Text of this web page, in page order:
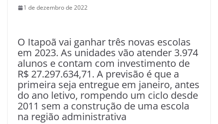
1 de dezembro de 2022
O Itapoã vai ganhar três novas escolas
em 2023. As unidades vão atender 3.974
alunos e contam com investimento de
R$ 27.297.634,71. A previsão é que a
primeira seja entregue em janeiro, antes
do ano letivo, rompendo um ciclo desde
2011 sem a construção de uma escola
na região administrativa